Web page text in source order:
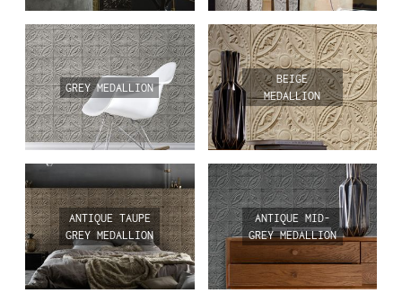
GREY MEDALLION
BEIGE
MEDALLION
ANTIQUE TAUPE
GREY MEDALLION
ANTIQUE MID-
GREY MEDALLION